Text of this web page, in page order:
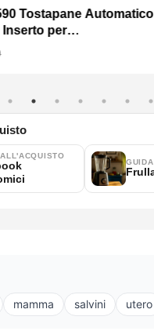
mamma salvini utero